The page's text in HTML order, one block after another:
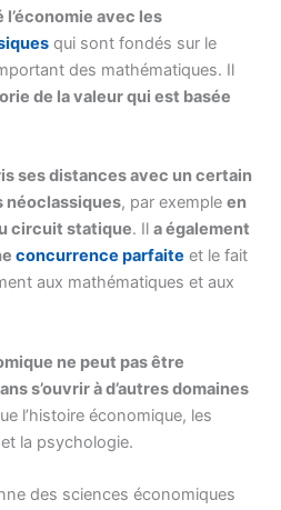
l’économie avec les
qui sont fondés sur le
des mathématiques. Il
de la valeur qui est basée
ses distances avec un certain
néoclassiques, par exempleen
circuit statique. Ila également
concurrence parfaite et le fait
aux mathématiques et aux
ne peut pas être
s’ouvrir à d’autres domaines
l’histoire économique, les
la psychologie.
des sciences économiques